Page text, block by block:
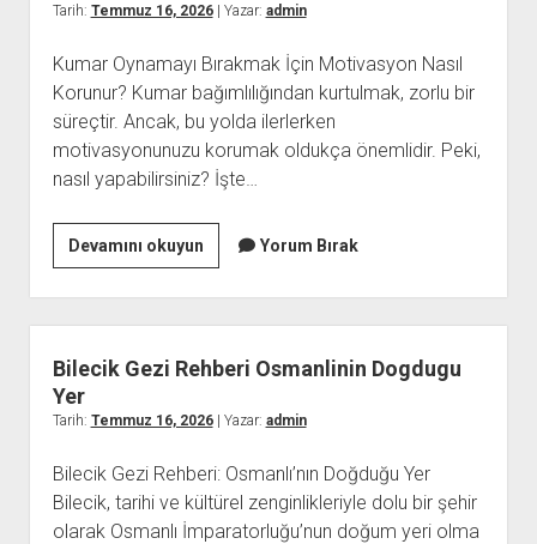
Tarih: Temmuz 16, 2026| Yazar: admin
Kumar Oynamayı Bırakmak İçin Motivasyon Nasıl
Korunur? Kumar bağımlılığından kurtulmak, zorlu bir
süreçtir. Ancak, bu yolda ilerlerken
motivasyonunuzu korumak oldukça önemlidir. Peki,
nasıl yapabilirsiniz? İşte…
Devamını okuyunKumar
Oynamayi
Birakmak
İcin
Motivasyon
Korunur
Yorum Bırak
Bilecik Gezi Rehberi Osmanlinin Dogdugu
Yer
Tarih: Temmuz 16, 2026| Yazar: admin
Bilecik Gezi Rehberi: Osmanlı’nın Doğduğu Yer
Bilecik, tarihi ve kültürel zenginlikleriyle dolu bir şehir
olarak Osmanlı İmparatorluğu’nun doğum yeri olma